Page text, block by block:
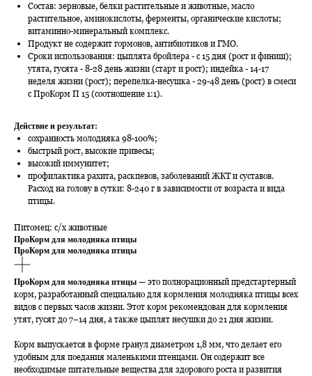
Состав: зерновые, белки растительные и животные, масло
растительное, аминокислоты, ферменты, органические кислоты;
витаминно-минеральный комплекс.
Продукт не содержит гормонов, антибиотиков и ГМО.
Сроки использования: цыплята бройлера - с 15 дня (рост и финиш);
утята, гусята - 8-28 день жизни (старт и рост); индейка - 14-17
неделя жизни (рост); перепелка-несушка - 29-48 день (рост) в смеси
с ПроКорм П 15 (соотношение 1:1).
Действие и результат:
сохранность молодняка 98-100%;
быстрый рост, высокие привесы;
высокий иммунитет;
профилактика рахита, раскпевов, заболеваний ЖКТ и суставов.
Расход на голову в сутки: 8-240 г в зависимости от возраста и вида
птицы.
Питомец: c/х животные
ПроКорм для молодняка птицы
ПроКорм для молодняка птицы
ПроКорм для молодняка птицы — это полнорационный предстартерный
корм, разработанный специально для кормления молодняка птицы всех
видов с первых часов жизни. Этот корм рекомендован для кормления
утят, гусят до 7–14 дня, а также цыплят несушки до 21 дня жизни.
Корм выпускается в форме гранул диаметром 1,8 мм, что делает его
удобным для поедания маленькими птенцами. Он содержит все
необходимые питательные вещества для здорового роста и развития